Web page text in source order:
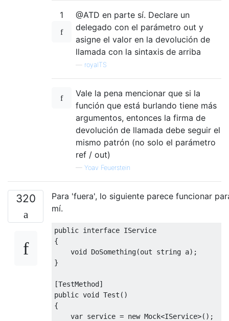
1
@ATD en parte sí. Declare un
delegado con el parámetro out y
asigne el valor en la devolución de
llamada con la sintaxis de arriba
royalTS
Vale la pena mencionar que si la
función que está burlando tiene más
argumentos, entonces la firma de
devolución de llamada debe seguir el
mismo patrón (no solo el parámetro
ref / out)
— Yoav Feuerstein
320
Para 'fuera', lo siguiente parece funcionar
mí.
public interface IService
{
void DoSomething(out string a);
}
[TestMethod]
public void Test ()
{
var service = new Mock<IService>();